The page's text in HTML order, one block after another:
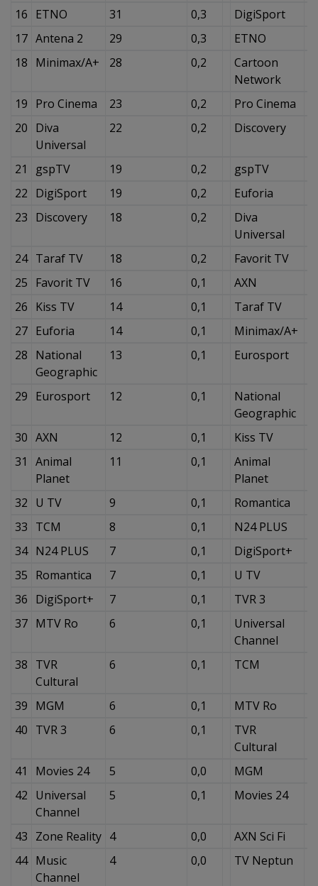
16 ETNO 31 0,3 DigiSport
17 Antena 2 29 0,3 ETNO
18 Minimax/A+ 28 0,2
Cartoon
Network
19 Pro Cinema 23 0,2 Pro Cinema
20 Diva
Universal
22 0,2 Discovery
21 gspTV 19 0,2 gspTV
22 DigiSport 19 0,2 Euforia
23 Discovery 18 0,2
Diva
Universal
24 Taraf TV 18 0,2 Favorit TV
25 Favorit TV 16 0,1 AXN
26 Kiss TV 14 0,1 Taraf TV
27 Euforia 14 0,1 Minimax/A+
28 National
Geographic
13 0,1 Eurosport
29 Eurosport 12 0,1
National
Geographic
30 AXN 12 0,1 Kiss TV
31
Animal
Planet
11 0,1
Animal
Planet
32 U TV 9 0,1 Romantica
33 TCM 8 0,1 N24 PLUS
34 N24 PLUS 7 0,1 DigiSport+
35 Romantica 7 0,1 U TV
36 DigiSport+ 7 0,1 TVR 3
37 MTV Ro 6 0,1
Universal
Channel
38 TVR
Cultural
6 0,1 TCM
39 MGM 6 0,1 MTV Ro
40 TVR 3 6 0,1
TVR
Cultural
41 Movies 24 5 0,0 MGM
42 Universal
Channel
5 0,1 Movies 24
43 Zone Reality 4 0,0 AXN Sci Fi
44 Music
Channel
4 0,0 TV Neptun